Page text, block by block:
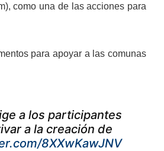
como una de las acciones para
para apoyar a las comunas
a los participantes
a la creación de
8XXwKawJNV